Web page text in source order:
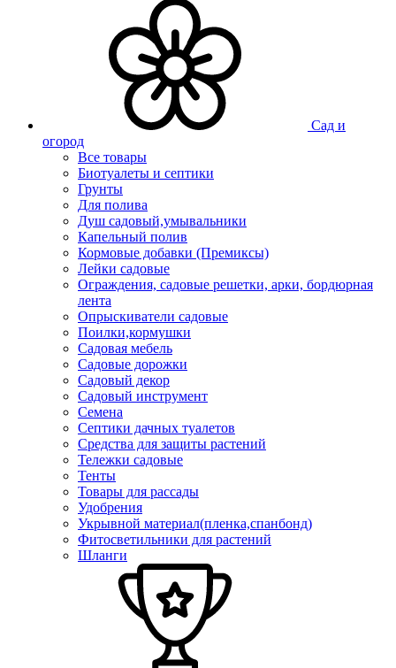
Сад и
огород
Все товары
Биотуалеты и септики
Грунты
Для полива
Душ садовый,умывальники
Капельный полив
Кормовые добавки (Премиксы)
Лейки садовые
Ограждения, садовые решетки, арки, бордюрная
лента
Опрыскиватели садовые
Поилки,кормушки
Садовая мебель
Садовые дорожки
Садовый декор
Садовый инструмент
Семена
Септики дачных туалетов
Средства для защиты растений
Тележки садовые
Тенты
Товары для рассады
Удобрения
Укрывной материал(пленка,спанбонд)
Фитосветильники для растений
Шланги